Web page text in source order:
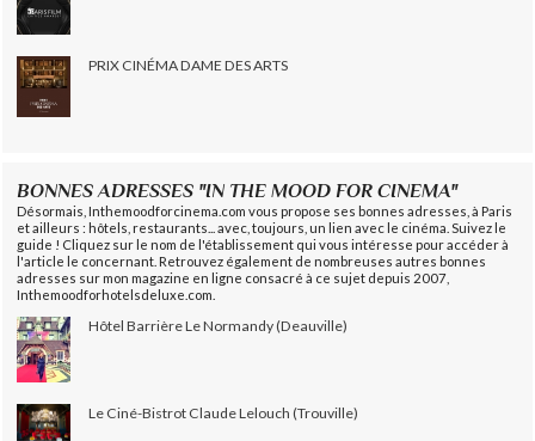
PRIX CINÉMA DAME DES ARTS
BONNES ADRESSES "IN THE MOOD FOR CINEMA"
Désormais, Inthemoodforcinema.com vous propose ses bonnes adresses, à Paris
et ailleurs : hôtels, restaurants... avec, toujours, un lien avec le cinéma. Suivez le
guide ! Cliquez sur le nom de l'établissement qui vous intéresse pour accéder à
l'article le concernant. Retrouvez également de nombreuses autres bonnes
adresses sur mon magazine en ligne consacré à ce sujet depuis 2007,
Inthemoodforhotelsdeluxe.com.
Hôtel Barrière Le Normandy (Deauville)
Le Ciné-Bistrot Claude Lelouch (Trouville)